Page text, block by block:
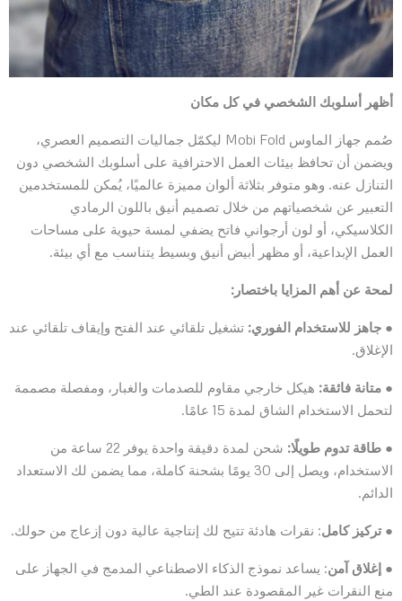
أظهر أسلوبك الشخصي في كل مكان
صُمم جهاز الماوس Mobi Fold ليكمّل جماليات التصميم العصري،
ويضمن أن تحافظ بيئات العمل الاحترافية على أسلوبك الشخصي دون
التنازل عنه. وهو متوفر بثلاثة ألوان مميزة عالميًا، يُمكن للمستخدمين
التعبير عن شخصياتهم من خلال تصميم أنيق باللون الرمادي
الكلاسيكي، أو لون أرجواني فاتح يضفي لمسة حيوية على مساحات
العمل الإبداعية، أو مظهر أبيض أنيق وبسيط يتناسب مع أي بيئة.
لمحة عن أهم المزايا باختصار:
● جاهز للاستخدام الفوري: تشغيل تلقائي عند الفتح وإيقاف تلقائي عند
الإغلاق.
● متانة فائقة: هيكل خارجي مقاوم للصدمات والغبار، ومفصلة مصممة
لتحمل الاستخدام الشاق لمدة 15 عامًا.
● طاقة تدوم طويلًا:
شحن لمدة دقيقة واحدة يوفر 22 ساعة من
الاستخدام، ويصل إلى 30 يومًا بشحنة كاملة، مما يضمن لك الاستعداد
الدائم.
●تركيز كامل: نقرات هادئة تتيح لك إنتاجية عالية دون إزعاج من حولك.
● إغلاق آمن: يساعد نموذج الذكاء الاصطناعي المدمج في الجهاز على
منع النقرات غير المقصودة عند الطي.